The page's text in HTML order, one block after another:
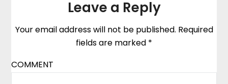
Leave a Reply
Your email address will not be published. Required
fields are marked *
COMMENT